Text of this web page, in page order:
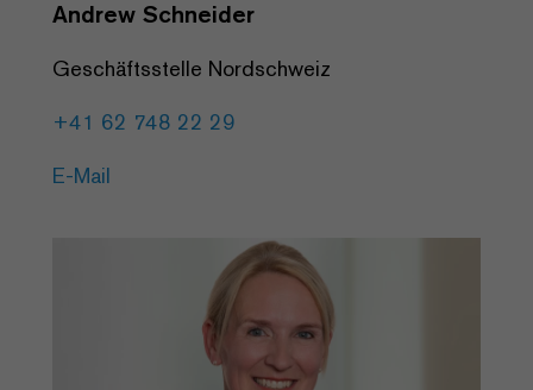
Andrew Schneider
Geschäftsstelle Nordschweiz
+41 62 748 22 29
E-Mail